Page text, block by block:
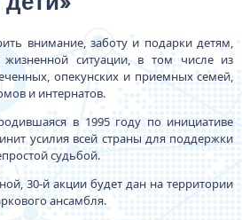
внимание, заботу и подарки детям,
ситуации, в том числе из
опекунских и приемных семей,
и интернатов.
в 1995 году по инициативе
усилия всей страны для поддержки
судьбой.
30-й акции будет дан на территории
ансамбля.